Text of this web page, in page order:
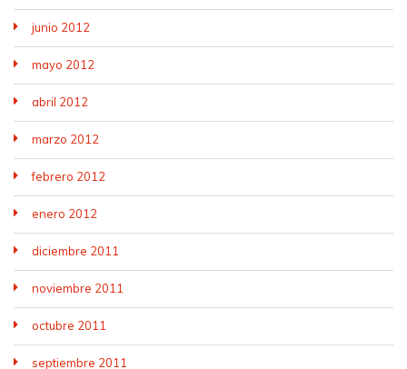
junio 2012
mayo 2012
abril 2012
marzo 2012
febrero 2012
enero 2012
diciembre 2011
noviembre 2011
octubre 2011
septiembre 2011